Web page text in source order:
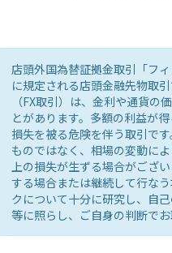
店頭外国為替証拠金取引「フ
に規定される店頭金融先物取
（FX取引）は、金利や通貨の
とがあります。多額の利益が
損失を被る危険を伴う取引で
ものではなく、相場の変動に
上の損失が生ずる場合がござ
する場合または継続して行な
クについて十分に研究し、自
等に照らし、ご自身の判断でお